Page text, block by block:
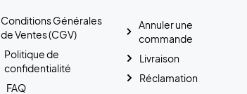
Conditions Générales
de Ventes (CGV)
Politique de
confidentialité
FAQ
Annuler une
commande
Livraison
Réclamation